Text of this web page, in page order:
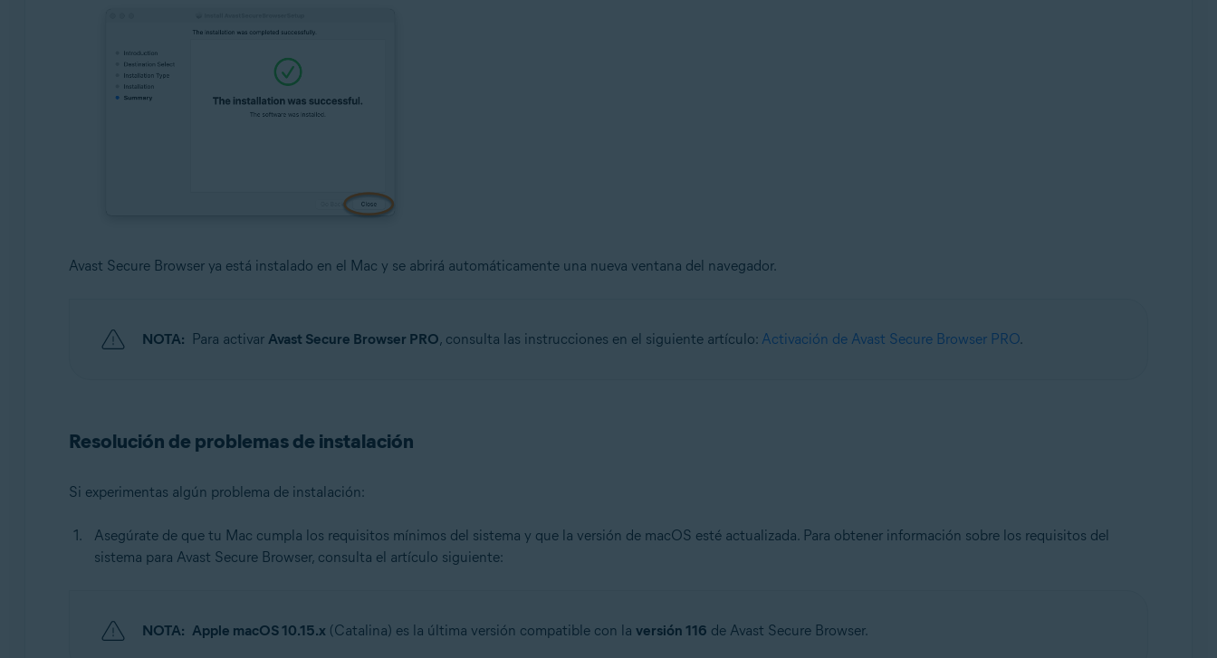
Avast Secure Browser ya está instalado en el Mac y se abrirá automáticamente una nueva ventana del navegador.
NOTA: Para activar Avast Secure Browser PRO, consulta las instrucciones en el siguiente artículo: Activación de Avast Secure Browser PRO.
Resolución de problemas de instalación
Si experimentas algún problema de instalación:
Asegúrate de que tu Mac cumpla los requisitos mínimos del sistema y que la versión de macOS esté actualizada. Para obtener información sobre los requisitos del
sistema para Avast Secure Browser, consulta el artículo siguiente:
NOTA: Apple macOS 10.15.x (Catalina) es la última versión compatible con la versión 116 de Avast Secure Browser.